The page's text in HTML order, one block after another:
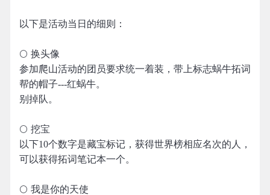
以下是活动当日的细则：
🌕 换头像
参加爬山活动的团员要求统一着装，带上标志蜗牛拓词
帮的帽子---红蜗牛。
别掉队。
🌕 挖宝
以下10个数字是藏宝标记，获得世界榜相应名次的人，
可以获得拓词笔记本一个。
🌕 我是你的天使